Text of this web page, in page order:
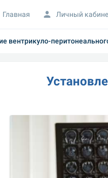
вентрикуло-
Главная Личный